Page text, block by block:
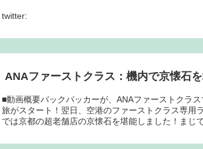
twitter:
ANAファーストクラス：機内で京懐石
■動画概要バックパッカーが、ANAファーストクラ
旅がスタート！翌日、空港のファーストクラス専用
では京都の超老舗店の京懐石を堪能しました！まじ